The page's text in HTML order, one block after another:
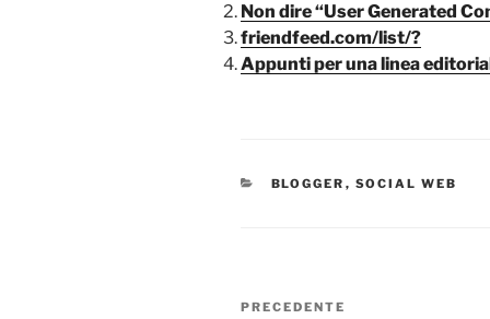
Non dire “User Generated
friendfeed.com/list/?
Appunti per una linea
CATEGORIE
BLOGGER , SOCIAL WEB
Navigazione
Articolo
PRECEDENTE